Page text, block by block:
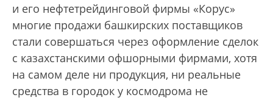
и его нефтетрейдинговой фирмы «Корус»
многие продажи башкирских поставщиков
стали совершаться через оформление сделок
с казахстанскими офшорными фирмами, хотя
на самом деле ни продукция, ни реальные
средства в городок у космодрома не